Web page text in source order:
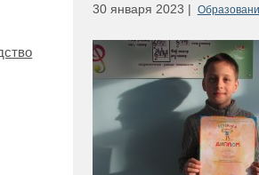
30 января 2023 |